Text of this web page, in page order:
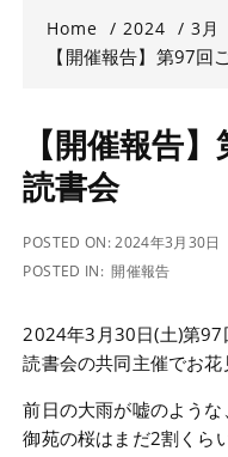
Home 2024 3月
【開催報告】第97回
【開催報告
読書会
POSTED ON:2024年3月30日
POSTED IN: 開催報告
2024年3月30日(土)第97
読書会の共同主催でお花
前日の大雨が嘘のよう
御苑の桜はまだ2割くら